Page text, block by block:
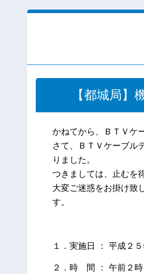
【都城局
かねてから、ＢＴＶケ
さて、ＢＴＶケーブル
りました。
つきましては、止むを
大変ご迷惑をお掛け致
す。
１．実施日 ： 平成２
２．時 間 ： 午前２